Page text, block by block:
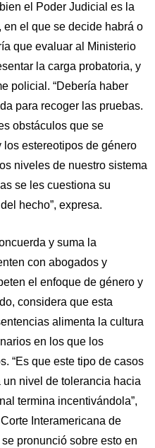
el Poder Judicial es la
el que se decide habrá o
que evaluar al Ministerio
la carga probatoria, y
policial. “Debería haber
para recoger las pruebas.
obstáculos que se
estereotipos de género
niveles de nuestro sistema
se les cuestiona su
hecho”, expresa.
y suma la
con abogados y
el enfoque de género y
considera que esta
alimenta la cultura
en los que los
“Es que este tipo de casos
nivel de tolerancia hacia
termina incentivándola”,
Interamericana de
pronunció sobre esto en